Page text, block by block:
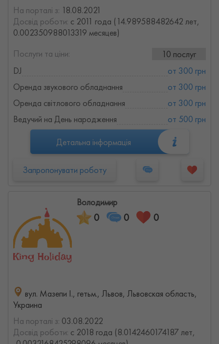
На порталі з: 18.08.2021
Досвід роботи: с 2011 года (14.989588482642 лет,
0.002350988013319 месяцев)
Послуги та ціни:
10 послуг
DJ
от 300 грн
Оренда звукового обладнання
от 300 грн
Оренда світлового обладнання
от 300 грн
Ведучий на День народження
от 500 грн
Детальна інформація
Запропонувати роботу
Володимир
0 0 0
вул. Мазепи І., гетьм., Львов, Львовская область,
Украина
На порталі з: 03.08.2022
Досвід роботи: с 2018 года (8.0142460174187 лет,